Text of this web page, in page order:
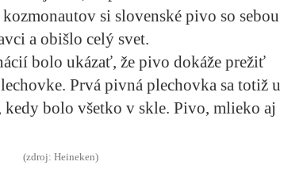
si slovenské pivo so sebou
a obišlo celý svet.
bolo ukázať, že pivo dokáže prežiť
Prvá pivná plechovka sa totiž u
bolo všetko v skle. Pivo, mlieko aj
(zdroj: Heineken)